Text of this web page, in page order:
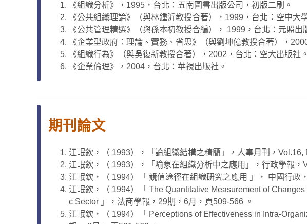
《組織分析》，1995，台北：五南圖書出版公司，初版二刷。
《公共組織理論》（與林鍾沂教授合著），1999，台北：空中大
《公共管理精選》（與孫本初教授合編）， 1999，台北：元照出
《企業型政府：理論、實務、省思》（與劉坤億教授合著），
《組織行為》（與吳復新教授合著），2002，台北：空大出版社。
《企業倫理》，2004，台北：華視出版社。
期刊論文
江岷欽，（ 1993），「論組織結構之精簡」，人事月刊，Vol.16,
江岷欽，（ 1993），「喻象在組織分析中之應用」，行政學報，
江岷欽，（ 1994）「 競值途徑在組織研究之應用 」， 中國行政
江岷欽，（ 1994）「 The Quantitative Measurement of
c Sector 」，法商學報，29期，6月，頁509-566 。
江岷欽，（ 1994）「 Perceptions of Effectiveness in Intra-